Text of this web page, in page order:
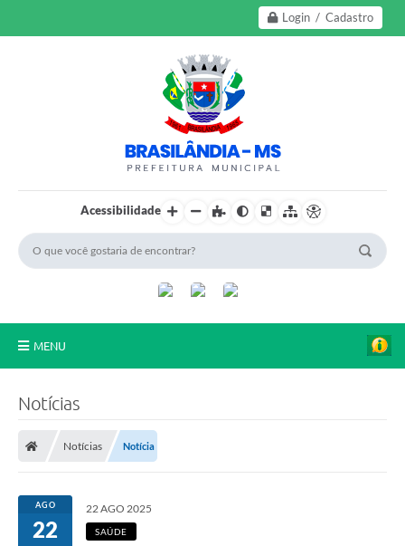
Login / Cadastro
Acessibilidade
MENU
Transparência
Câmara Municipal
Notícias
Notícias Notícia
AGO
22
22 AGO 2025
SAÚDE